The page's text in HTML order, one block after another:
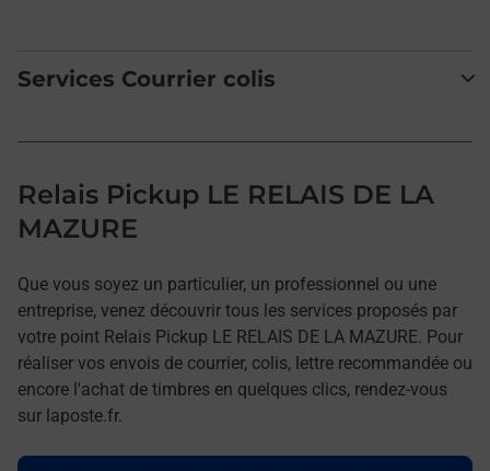
Services Courrier colis
Relais Pickup LE RELAIS DE LA
MAZURE
Que vous soyez un particulier, un professionnel ou une
entreprise, venez découvrir tous les services proposés par
votre point Relais Pickup LE RELAIS DE LA MAZURE. Pour
réaliser vos envois de courrier, colis, lettre recommandée ou
encore l'achat de timbres en quelques clics, rendez-vous
sur laposte.fr.